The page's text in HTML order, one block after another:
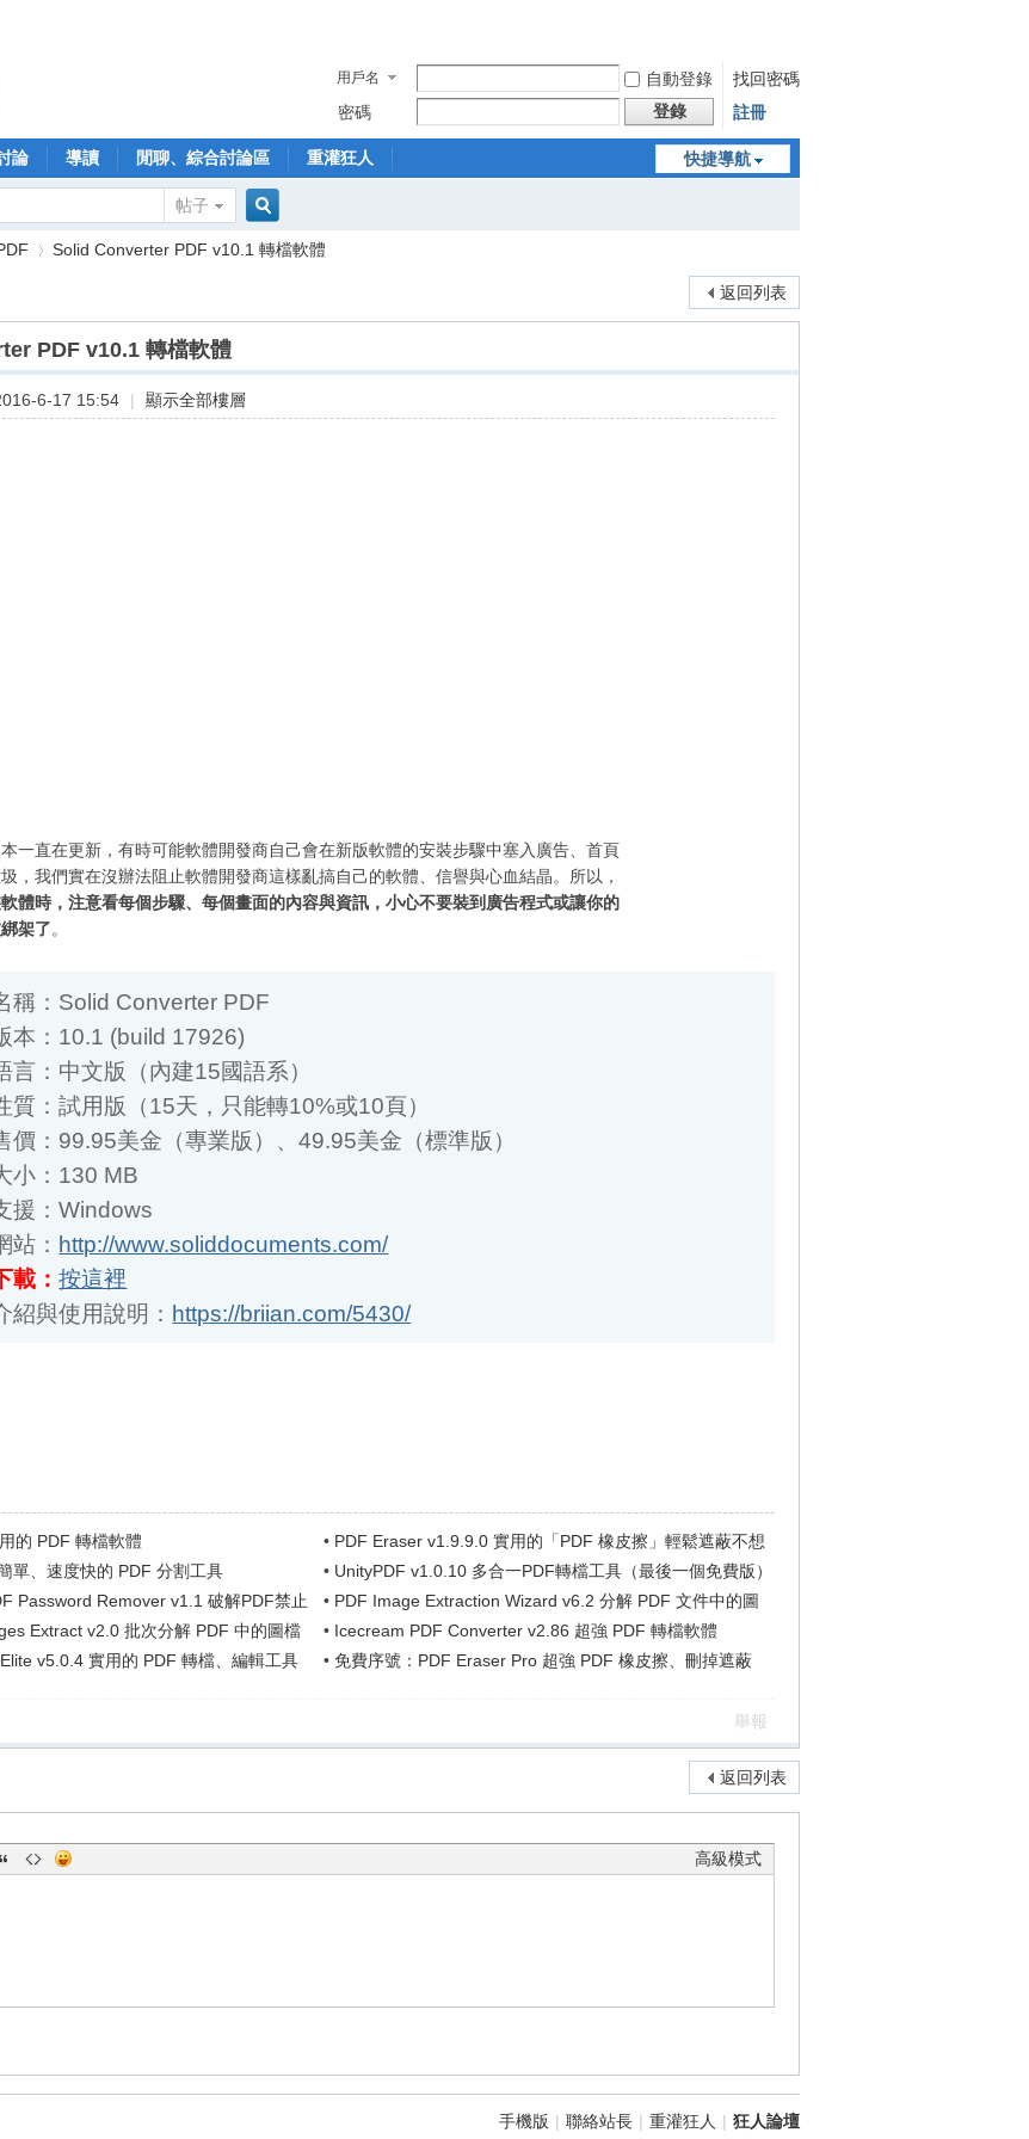
用戶名 自動登錄
找回密碼
密碼
登錄 註冊
快捷導航
論 導讀 閒聊、綜合討論區 重灌狂人
帖子
搜
›
Solid Converter PDF v10.1 轉檔軟體
返回列表
PDF v10.1 轉檔軟體
6-17 15:54 | 顯示全部樓層
一直在更新，有時可能軟體開發商自己會在新版軟體的安裝步驟中塞入廣告、首頁
，我們實在沒辦法阻止軟體開發商這樣亂搞自己的軟體、信譽與心血結晶。所以，
體時，注意看每個步驟、每個畫面的內容與資訊，小心不要裝到廣告程式或讓你的
架了。
：10.1 (build 17926)
：中文版（內建15國語系）
：試用版（15天，只能轉10%或10頁）
：99.95美金（專業版）、49.95美金（標準版）
：130 MB
：Windows
： http://www.soliddocuments.com/
： 按這裡
與使用說明：https://briian.com/5430/
的 PDF 轉檔軟體 • PDF Eraser v1.9.9.0 實用的「PDF 橡皮擦」輕鬆遮蔽不想
被看...
單、速度快的 PDF 分割工具 • UnityPDF v1.0.10 多合一PDF轉檔工具（最後一個免費版）
Password Remover v1.1 破解PDF禁止
制
• PDF Image Extraction Wizard v6.2 分解 PDF 文件中的圖
檔
Extract v2.0 批次分解 PDF 中的圖檔 • Icecream PDF Converter v2.86 超強 PDF 轉檔軟體
v5.0.4 實用的 PDF 轉檔、編輯工具 • 免費序號：PDF Eraser Pro 超強 PDF 橡皮擦、刪掉遮蔽
舉報
返回列表
高級模式
手機版 | 聯絡站長 | 重灌狂人 | 狂人論壇